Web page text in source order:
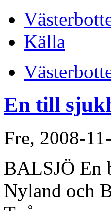
Källa
En till
Fre, 2008-
BALSJÖ En
Nyland och